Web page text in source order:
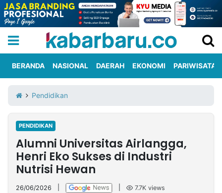
Iklan
Berita
Kami
Nasional
International
Olahraga
Entertainment
Daerah
Pariwisata
Kuliner
Kolom
Network
BERANDA NASIONAL DAERAH EKONOMI PARIWISATA
Pendidikan
PENDIDIKAN
Alumni Universitas Airlangga,
Henri Eko Sukses di Industri
Nutrisi Hewan
26/06/2026 7.7K views